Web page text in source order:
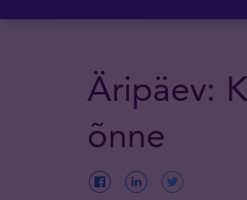
Äripäev:
õnne